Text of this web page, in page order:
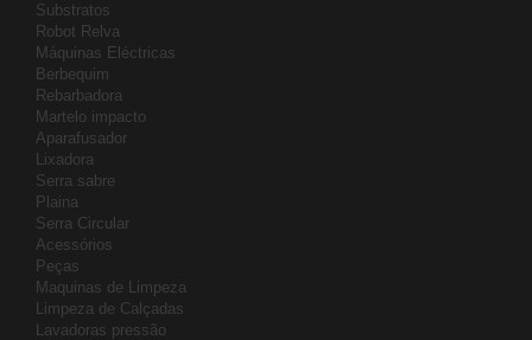
Substratos
Robot Relva
Máquinas Eléctricas
Berbequim
Rebarbadora
Martelo impacto
Aparafusador
Lixadora
Serra sabre
Plaina
Serra Circular
Acessórios
Peças
Maquinas de Limpeza
Limpeza de Calçadas
Lavadoras pressão